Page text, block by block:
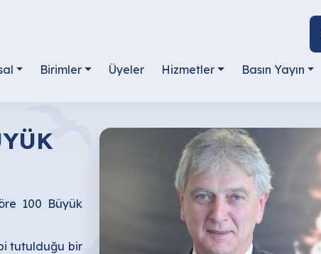
Birimler Üyeler Hizmetler Basın Yayın
100 Büyük
tutulduğu bir